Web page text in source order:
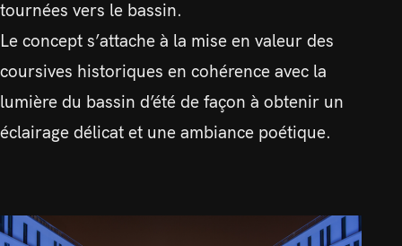
tournées vers le bassin.
Le concept s’attache à la mise en valeur des
coursives historiques en cohérence avec la
lumière du bassin d’été de façon à obtenir un
éclairage délicat et une ambiance poétique.